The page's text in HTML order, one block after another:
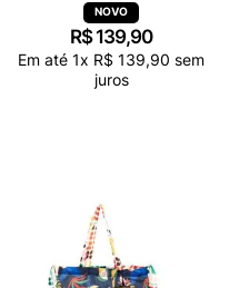
TRANSPARENTE 38263
R$ 139,90
Em até 1x R$ 139,90 sem
juros